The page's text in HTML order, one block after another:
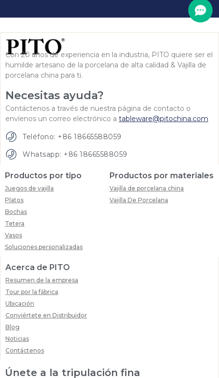
Con 20 años de experiencia en la industria, PITO quiere ser el
humilde artesano de la porcelana de alta calidad & Vajilla de
porcelana china para ti.
Necesitas ayuda?
Contáctenos a través de nuestra página de contacto o
envíenos un correo electrónico a tableware@pitochina.com
Teléfono: +86 18665588059
Whatsapp: +86 18665588059
Productos por tipo
Juegos de vajilla
Platos
Bochas
Tetera
Vasos
Soluciones personalizadas
Productos por materiales
Vajilla de porcelana china
Vajilla De Porcelana
Acerca de PITO
Resumen de la empresa
Tour por la fábrica
Ubicación
Conviértete en Distribuidor
Blog
Noticias
Contáctenos
Únete a la tripulación fina